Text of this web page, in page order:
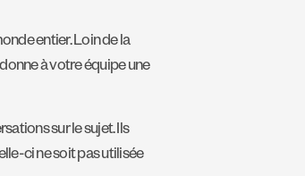
entier. Loin de la
à votre équipe une
sur le sujet. Ils
ci ne soit pas utilisée